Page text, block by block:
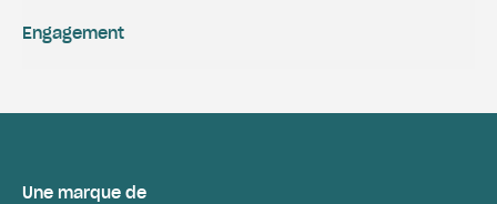
Engagement
Une marque de